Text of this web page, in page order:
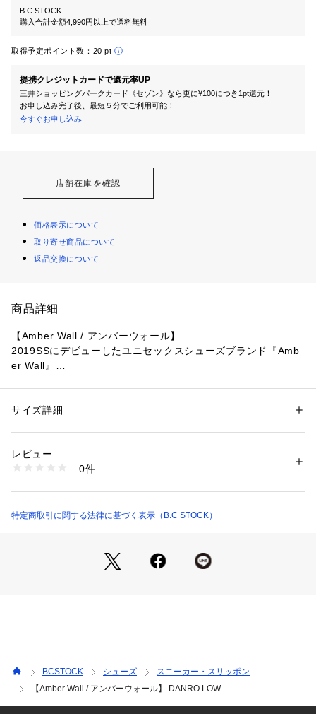
B.C STOCK
購入合計金額4,990円以上で送料無料
取得予定ポイント数： 20 pt
提携クレジットカードで還元率UP
三井ショッピングパークカード《セゾン》なら更に¥100につき1pt還元！
お申し込み完了後、最短５分でご利用可能！
今すぐお申し込み
店舗在庫を確認
価格表示について
取り寄せ商品について
返品交換について
商品詳細
【Amber Wall / アンバーウォール】
2019SSにデビューしたユニセックスシューズブランド『Amb
er Wall』
作られたLAST(木型)が生み出す特別な履き心地。
※店頭・外での撮影画像は、光の当たり具合で色味が違って見
性別：レディース
商品番号：
22093730000010 （ショップ）
サイズ詳細
レビュー
0件
特定商取引に関する法律に基づく表示（B.C STOCK）
BCSTOCK シューズ
スニーカー・スリッポン
【Amber Wall / アンバーウォール】 DANRO LOW